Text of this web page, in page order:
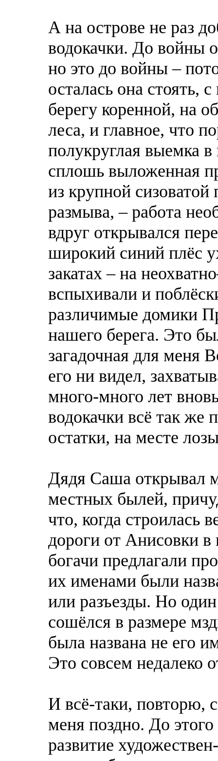
А на острове не раз
водокачки. Дo войны
но это дo войны –
осталась она стоять,
берегу коренной, на
леса, и главное, что
полукруглая выемка
сплошь выложенная
из крупной
размыва, – работа
вдруг открывался
широкий синий плёс
закатах – на
вспыхивали и
различимые домики
нашего берега. Это
загадочная для меня
его ни видел,
много-много лет
водокачки всё так же
остатки, на месте
Дядя Саша открывал
местных былей,
что, когда строилась
дороги от Анисовки в
богачи предлагали
их именами были
или разъезды. Но
сошёлся в размере
была названа не его
Это совсем недалеко
И всё-таки, повторю,
меня поздно. Дo
развитие